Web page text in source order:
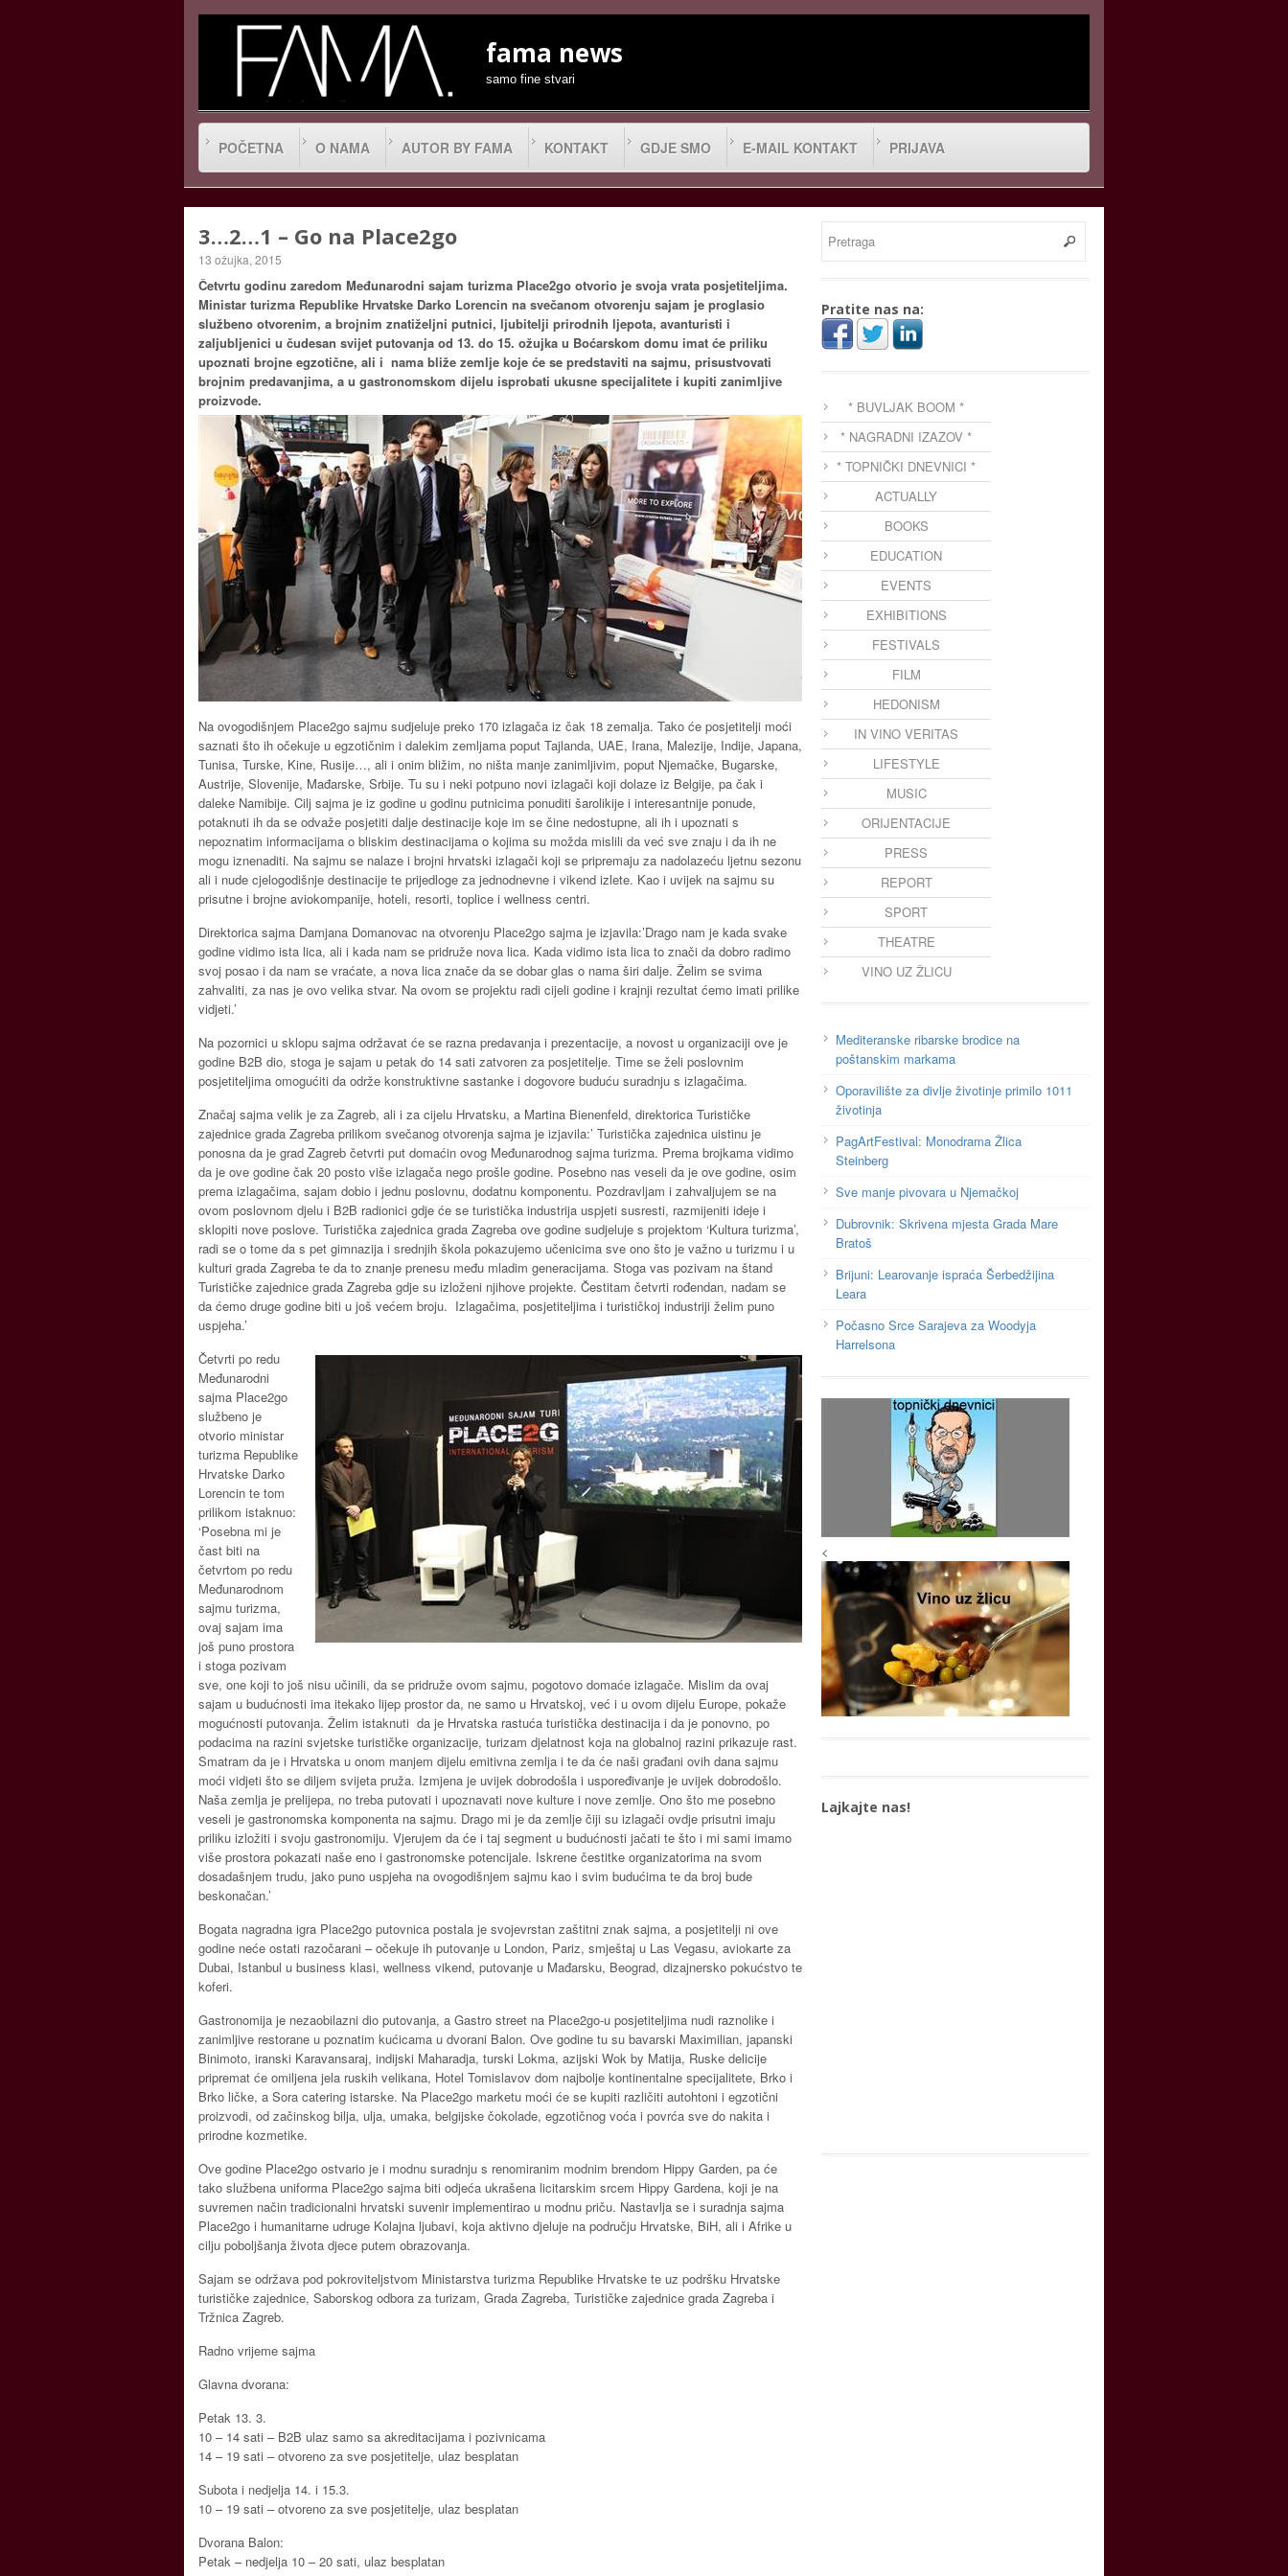
fama news
samo fine stvari
POČETNA O NAMA AUTOR BY FAMA KONTAKT GDJE SMO E-MAIL KONTAKT PRIJAVA
3…2…1 – Go na Place2go
13 ožujka, 2015
Četvrtu godinu zaredom Međunarodni sajam turizma Place2go otvorio je svoja vrata posjetiteljima.
Ministar turizma Republike Hrvatske Darko Lorencin na svečanom otvorenju sajam je proglasio
službeno otvorenim, a brojnim znatiželjni putnici, ljubitelji prirodnih ljepota, avanturisti i
zaljubljenici u čudesan svijet putovanja od 13. do 15. ožujka u Boćarskom domu imat će priliku
upoznati brojne egzotične, ali i nama bliže zemlje koje će se predstaviti na sajmu, prisustvovati
brojnim predavanjima, a u gastronomskom dijelu isprobati ukusne specijalitete i kupiti zanimljive
proizvode.
Na ovogodišnjem Place2go sajmu sudjeluje preko 170 izlagača iz čak 18 zemalja. Tako će posjetitelji moći
saznati što ih očekuje u egzotičnim i dalekim zemljama poput Tajlanda, UAE, Irana, Malezije, Indije, Japana,
Tunisa, Turske, Kine, Rusije…, ali i onim bližim, no ništa manje zanimljivim, poput Njemačke, Bugarske,
Austrije, Slovenije, Mađarske, Srbije. Tu su i neki potpuno novi izlagači koji dolaze iz Belgije, pa čak i
daleke Namibije. Cilj sajma je iz godine u godinu putnicima ponuditi šarolikije i interesantnije ponude,
potaknuti ih da se odvaže posjetiti dalje destinacije koje im se čine nedostupne, ali ih i upoznati s
nepoznatim informacijama o bliskim destinacijama o kojima su možda mislili da već sve znaju i da ih ne
mogu iznenaditi. Na sajmu se nalaze i brojni hrvatski izlagači koji se pripremaju za nadolazeću ljetnu sezonu
ali i nude cjelogodišnje destinacije te prijedloge za jednodnevne i vikend izlete. Kao i uvijek na sajmu su
prisutne i brojne aviokompanije, hoteli, resorti, toplice i wellness centri.
Direktorica sajma Damjana Domanovac na otvorenju Place2go sajma je izjavila:’Drago nam je kada svake
godine vidimo ista lica, ali i kada nam se pridruže nova lica. Kada vidimo ista lica to znači da dobro radimo
svoj posao i da nam se vraćate, a nova lica znače da se dobar glas o nama širi dalje. Želim se svima
zahvaliti, za nas je ovo velika stvar. Na ovom se projektu radi cijeli godine i krajnji rezultat ćemo imati prilike
vidjeti.’
Na pozornici u sklopu sajma održavat će se razna predavanja i prezentacije, a novost u organizaciji ove je
godine B2B dio, stoga je sajam u petak do 14 sati zatvoren za posjetitelje. Time se želi poslovnim
posjetiteljima omogućiti da održe konstruktivne sastanke i dogovore buduću suradnju s izlagačima.
Značaj sajma velik je za Zagreb, ali i za cijelu Hrvatsku, a Martina Bienenfeld, direktorica Turističke
zajednice grada Zagreba prilikom svečanog otvorenja sajma je izjavila:’ Turistička zajednica uistinu je
ponosna da je grad Zagreb četvrti put domaćin ovog Međunarodnog sajma turizma. Prema brojkama vidimo
da je ove godine čak 20 posto više izlagača nego prošle godine. Posebno nas veseli da je ove godine, osim
prema izlagačima, sajam dobio i jednu poslovnu, dodatnu komponentu. Pozdravljam i zahvaljujem se na
ovom poslovnom djelu i B2B radionici gdje će se turistička industrija uspjeti susresti, razmijeniti ideje i
sklopiti nove poslove. Turistička zajednica grada Zagreba ove godine sudjeluje s projektom ‘Kultura turizma’,
radi se o tome da s pet gimnazija i srednjih škola pokazujemo učenicima sve ono što je važno u turizmu i u
kulturi grada Zagreba te da to znanje prenesu među mladim generacijama. Stoga vas pozivam na štand
Turističke zajednice grada Zagreba gdje su izloženi njihove projekte. Čestitam četvrti rođendan, nadam se
da ćemo druge godine biti u još većem broju. Izlagačima, posjetiteljima i turističkoj industriji želim puno
uspjeha.’
Četvrti po redu
Međunarodni
sajma Place2go
službeno je
otvorio ministar
turizma Republike
Hrvatske Darko
Lorencin te tom
prilikom istaknuo:
‘Posebna mi je
čast biti na
četvrtom po redu
Međunarodnom
sajmu turizma,
ovaj sajam ima
još puno prostora
i stoga pozivam
sve, one koji to još nisu učinili, da se pridruže ovom sajmu, pogotovo domaće izlagače. Mislim da ovaj
sajam u budućnosti ima itekako lijep prostor da, ne samo u Hrvatskoj, već i u ovom dijelu Europe, pokaže
mogućnosti putovanja. Želim istaknuti da je Hrvatska rastuća turistička destinacija i da je ponovno, po
podacima na razini svjetske turističke organizacije, turizam djelatnost koja na globalnoj razini prikazuje rast.
Smatram da je i Hrvatska u onom manjem dijelu emitivna zemlja i te da će naši građani ovih dana sajmu
moći vidjeti što se diljem svijeta pruža. Izmjena je uvijek dobrodošla i uspoređivanje je uvijek dobrodošlo.
Naša zemlja je prelijepa, no treba putovati i upoznavati nove kulture i nove zemlje. Ono što me posebno
veseli je gastronomska komponenta na sajmu. Drago mi je da zemlje čiji su izlagači ovdje prisutni imaju
priliku izložiti i svoju gastronomiju. Vjerujem da će i taj segment u budućnosti jačati te što i mi sami imamo
više prostora pokazati naše eno i gastronomske potencijale. Iskrene čestitke organizatorima na svom
dosadašnjem trudu, jako puno uspjeha na ovogodišnjem sajmu kao i svim budućima te da broj bude
beskonačan.’
Bogata nagradna igra Place2go putovnica postala je svojevrstan zaštitni znak sajma, a posjetitelji ni ove
godine neće ostati razočarani – očekuje ih putovanje u London, Pariz, smještaj u Las Vegasu, aviokarte za
Dubai, Istanbul u business klasi, wellness vikend, putovanje u Mađarsku, Beograd, dizajnersko pokućstvo te
koferi.
Gastronomija je nezaobilazni dio putovanja, a Gastro street na Place2go-u posjetiteljima nudi raznolike i
zanimljive restorane u poznatim kućicama u dvorani Balon. Ove godine tu su bavarski Maximilian, japanski
Binimoto, iranski Karavansaraj, indijski Maharadja, turski Lokma, azijski Wok by Matija, Ruske delicije
pripremat će omiljena jela ruskih velikana, Hotel Tomislavov dom najbolje kontinentalne specijalitete, Brko i
Brko ličke, a Sora catering istarske. Na Place2go marketu moći će se kupiti različiti autohtoni i egzotični
proizvodi, od začinskog bilja, ulja, umaka, belgijske čokolade, egzotičnog voća i povrća sve do nakita i
prirodne kozmetike.
Ove godine Place2go ostvario je i modnu suradnju s renomiranim modnim brendom Hippy Garden, pa će
tako službena uniforma Place2go sajma biti odjeća ukrašena licitarskim srcem Hippy Gardena, koji je na
suvremen način tradicionalni hrvatski suvenir implementirao u modnu priču. Nastavlja se i suradnja sajma
Place2go i humanitarne udruge Kolajna ljubavi, koja aktivno djeluje na području Hrvatske, BiH, ali i Afrike u
cilju poboljšanja života djece putem obrazovanja.
Sajam se održava pod pokroviteljstvom Ministarstva turizma Republike Hrvatske te uz podršku Hrvatske
turističke zajednice, Saborskog odbora za turizam, Grada Zagreba, Turističke zajednice grada Zagreba i
Tržnica Zagreb.
Radno vrijeme sajma
Glavna dvorana:
Petak 13. 3.
10 – 14 sati – B2B ulaz samo sa akreditacijama i pozivnicama
14 – 19 sati – otvoreno za sve posjetitelje, ulaz besplatan
Subota i nedjelja 14. i 15.3.
10 – 19 sati – otvoreno za sve posjetitelje, ulaz besplatan
Dvorana Balon:
Petak – nedjelja 10 – 20 sati, ulaz besplatan
Pratite nas na:
* BUVLJAK BOOM *
* NAGRADNI IZAZOV *
* TOPNIČKI DNEVNICI *
ACTUALLY
BOOKS
EDUCATION
EVENTS
EXHIBITIONS
FESTIVALS
FILM
HEDONISM
IN VINO VERITAS
LIFESTYLE
MUSIC
ORIJENTACIJE
PRESS
REPORT
SPORT
THEATRE
VINO UZ ŽLICU
Mediteranske ribarske brodice na
poštanskim markama
Oporavilište za divlje životinje primilo 1011
životinja
PagArtFestival: Monodrama Žlica
Steinberg
Sve manje pivovara u Njemačkoj
Dubrovnik: Skrivena mjesta Grada Mare
Bratoš
Brijuni: Learovanje ispraća Šerbedžijina
Leara
Počasno Srce Sarajeva za Woodyja
Harrelsona
<
Lajkajte nas!